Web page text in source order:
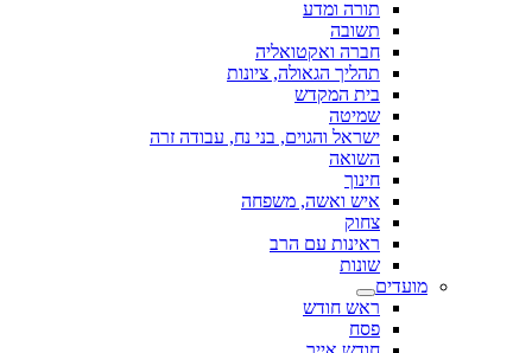
תורה ומדע
תשובה
חברה ואקטואליה
תהליך הגאולה, ציונות
בית המקדש
שמיטה
ישראל והגוים, בני נח, עבודה זרה
השואה
חינוך
איש ואשה, משפחה
צחוק
ראינות עם הרב
שונות
מועדים
ראש חודש
פסח